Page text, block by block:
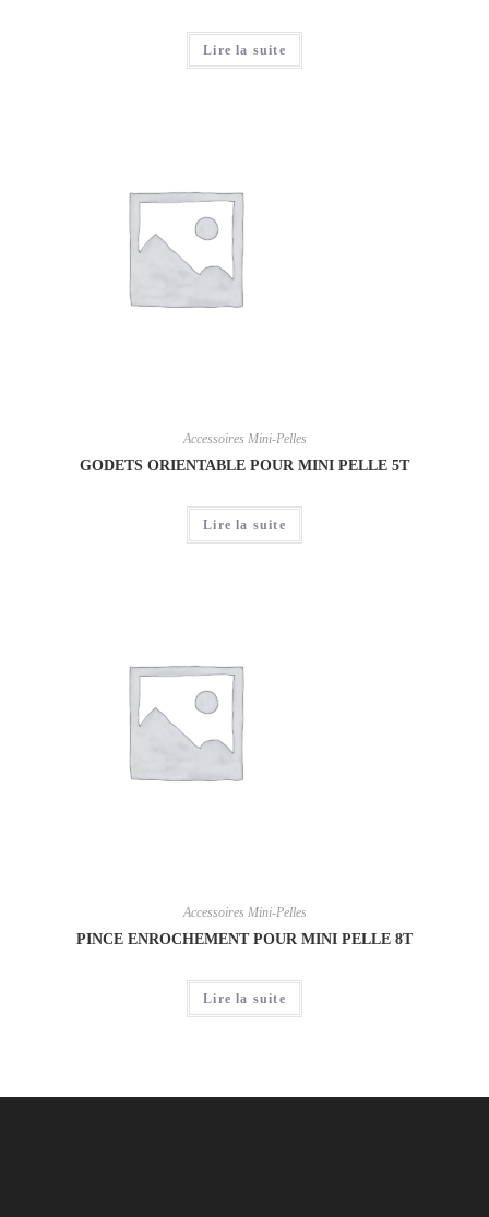
Lire la suite
Accessoires Mini-Pelles
GODETS ORIENTABLE POUR MINI PELLE 5T
Lire la suite
Accessoires Mini-Pelles
PINCE ENROCHEMENT POUR MINI PELLE 8T
Lire la suite